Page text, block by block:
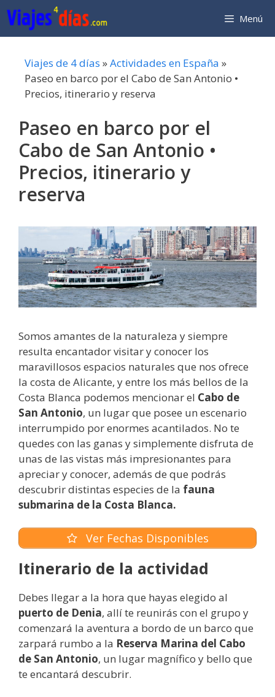
Saltar
al
contenido
Menú
Viajes de 4 días »Actividades en España »
Paseo en barco por el Cabo de San Antonio •
Precios, itinerario y reserva
Paseo en barco por el
Cabo de San Antonio •
Precios, itinerario y
reserva
Somos amantes de la naturaleza y siempre
resulta encantador visitar y conocer los
maravillosos espacios naturales que nos ofrece
la costa de Alicante, y entre los más bellos de la
Costa Blanca podemos mencionar el Cabo de
San Antonio, un lugar que posee un escenario
interrumpido por enormes acantilados. No te
quedes con las ganas y simplemente disfruta de
unas de las vistas más impresionantes para
apreciar y conocer, además de que podrás
descubrir distintas especies de la fauna
submarina de la Costa Blanca.
Ver Fechas Disponibles
Itinerario de la actividad
Debes llegar a la hora que hayas elegido al
puerto de Denia, allí te reunirás con el grupo y
comenzará la aventura a bordo de un barco que
zarpará rumbo a la Reserva Marina del Cabo
de San Antonio, un lugar magnífico y bello que
te encantará descubrir.